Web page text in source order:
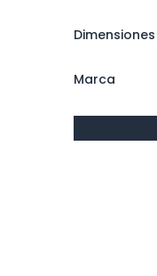
Dimensiones
Marca